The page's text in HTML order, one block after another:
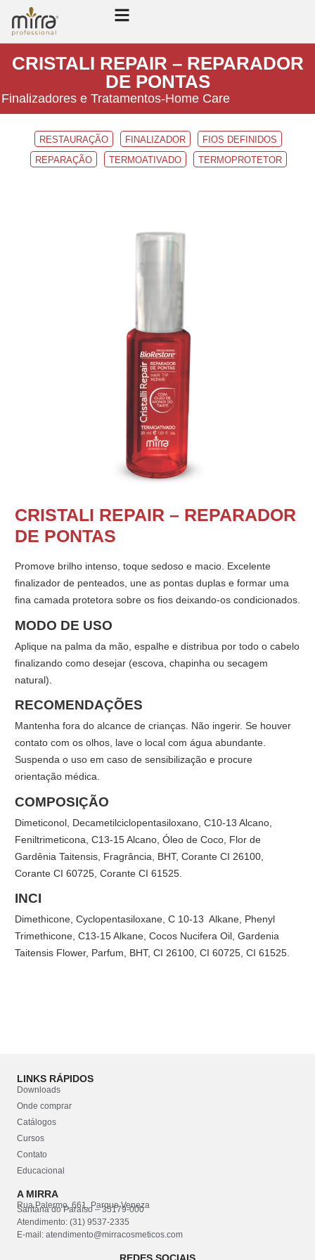
CRISTALI REPAIR – REPARADOR
DE PONTAS
Finalizadores e Tratamentos-Home Care
RESTAURAÇÃO FINALIZADOR
FIOS DEFINIDOS
REPARAÇÃO
TERMOATIVADO TERMOPROTETOR
CRISTALI REPAIR – REPARADOR
DE PONTAS
Promove brilho intenso, toque sedoso e macio. Excelente
finalizador de penteados, une as pontas duplas e formar uma
fina camada protetora sobre os fios deixando-os condicionados.
MODO DE USO
Aplique na palma da mão, espalhe e distribua por todo o cabelo
finalizando como desejar (escova, chapinha ou secagem
natural).
RECOMENDAÇÕES
Mantenha fora do alcance de crianças. Não ingerir. Se houver
contato com os olhos, lave o local com água abundante.
Suspenda o uso em caso de sensibilização e procure
orientação médica.
COMPOSIÇÃO
Dimeticonol, Decametilciclopentasiloxano, C10-13 Alcano,
Feniltrimeticona, C13-15 Alcano, Óleo de Coco, Flor de
Gardênia Taitensis, Fragrância, BHT, Corante CI 26100,
Corante CI 60725, Corante CI 61525.
INCI
Dimethicone, Cyclopentasiloxane, C 10-13 Alkane, Phenyl
Trimethicone, C13-15 Alkane, Cocos Nucifera Oil, Gardenia
Taitensis Flower, Parfum, BHT, CI 26100, CI 60725, CI 61525.
LINKS RÁPIDOS
Downloads
Onde comprar
Catálogos
Cursos
Contato
Educacional
A MIRRA
Rua Palermo, 661, Parque Veneza
Santana do Paraíso – 35179-000
Atendimento: (31) 9537-2335
E-mail: atendimento@mirracosmeticos.com